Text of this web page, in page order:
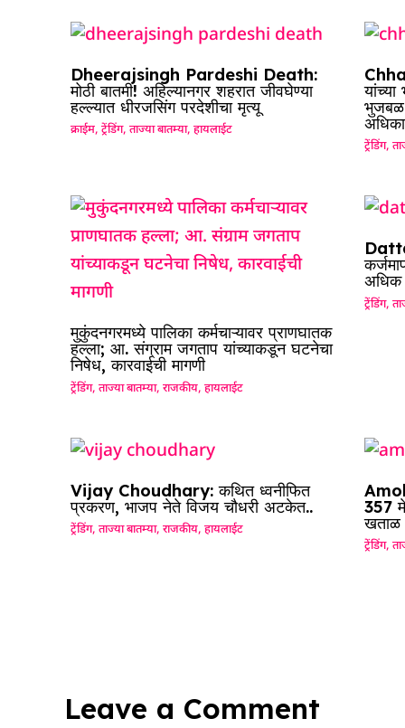
Dheerajsingh Pardeshi Death:
मोठी बातमी! अहिल्यानगर शहरात जीवघेण्या
हल्ल्यात धीरजसिंग परदेशीचा मृत्यू
क्राईम,ट्रेंडिंग,ताज्या बातम्या,हायलाईट
भुजबळ
ट्रेंडिंग,
मुकुंदनगरमध्ये पालिका कर्मचाऱ्यावर प्राणघातक
हल्ला; आ. संग्राम जगताप यांच्याकडून घटनेचा
निषेध, कारवाईची मागणी
ट्रेंडिंग,ताज्या बातम्या,राजकीय,हायलाईट
अधिक
ट्रेंडिंग,
Vijay Choudhary: कथित ध्वनीफित
प्रकरण, भाजप नेते विजय चौधरी अटकेत..
ट्रेंडिंग,ताज्या बातम्या,राजकीय,हायलाईट
357
खताळ
ट्रेंडिंग,
Leave a Comment